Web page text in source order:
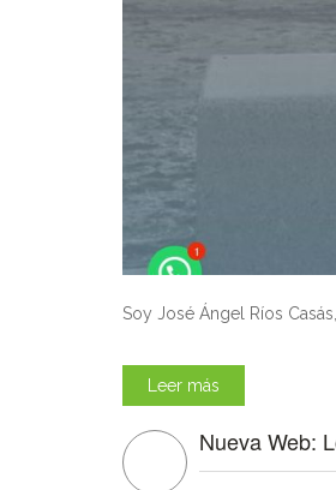
Soy José Ángel Ríos
Leer más
Nueva Web: